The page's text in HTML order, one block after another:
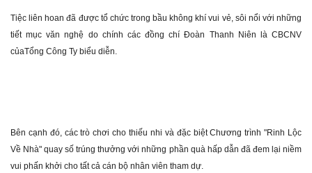
Tiệc liên hoan đã được tổ chức trong bầu không khí vui vẻ, sôi nổi với những
tiết mục văn nghệ do chính các đồng chí Đoàn Thanh Niên là CBCNV
củaTổng Công Ty biểu diễn.
Bên cạnh đó, các trò chơi cho thiếu nhi và đặc biệt Chương trình "Rinh Lộc
Về Nhà" quay số trúng thưởng với những phần quà hấp dẫn đã đem lại niềm
vui phấn khởi cho tất cả cán bộ nhân viên tham dự.